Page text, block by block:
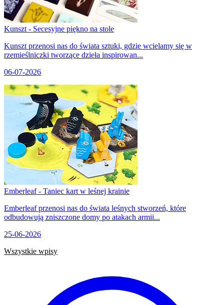
Kunszt - Secesyjne piękno na stole
Kunszt przenosi nas do świata sztuki, gdzie wcielamy się w
rzemieślniczki tworzące dzieła inspirowan...
06-07-2026
Emberleaf - Taniec kart w leśnej krainie
Emberleaf przenosi nas do świata leśnych stworzeń, które
odbudowują zniszczone domy po atakach armii...
25-06-2026
Wszystkie wpisy